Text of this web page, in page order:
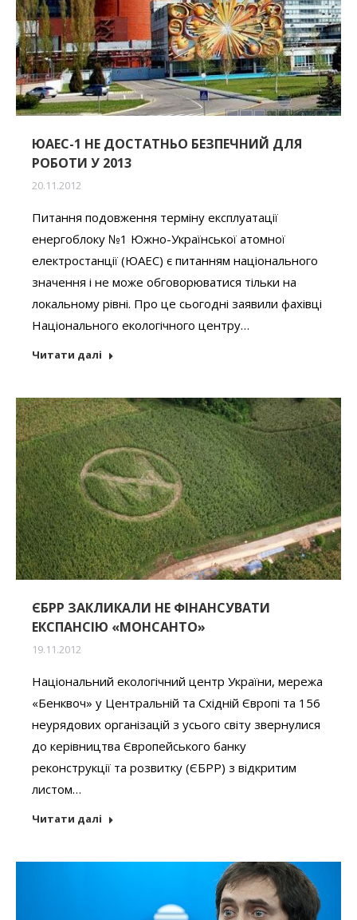
ЮАЕС-1 НЕ ДОСТАТНЬО БЕЗПЕЧНИЙ ДЛЯ
РОБОТИ У 2013
20.11.2012
Питання подовження терміну експлуатації
енергоблоку №1 Южно-Української атомної
електростанції (ЮАЕС) є питанням національного
значення і не може обговорюватися тільки на
локальному рівні. Про це сьогодні заявили фахівці
Національного екологічного центру…
Читати далі
ЄБРР ЗАКЛИКАЛИ НЕ ФІНАНСУВАТИ
ЕКСПАНСІЮ «МОНСАНТО»
19.11.2012
Національний екологічний центр України, мережа
«Бенквоч» у Центральній та Східній Європі та 156
неурядових організацій з усього світу звернулися
до керівництва Європейського банку
реконструкції та розвитку (ЄБРР) з відкритим
листом…
Читати далі